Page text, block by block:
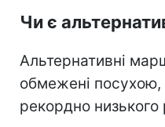
Чи є
Альтернативні
обмежені посухою,
рекордно низького